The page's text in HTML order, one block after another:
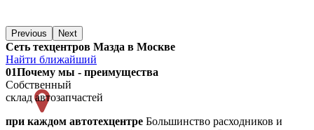
Previous Next
Сеть техцентров Мазда в Москве
Найти ближайший
01Почему мы - преимущества
Собственный
склад автозапчастей
при каждом автотехцентре Большинство расходников и